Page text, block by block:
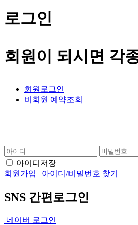
로그인
회원이 되시면 각
회원로그인
비회원 예약조회
아이디저장
회원가입 | 아이디/비밀번호 찾기
SNS 간편로그인
네이버 로그인